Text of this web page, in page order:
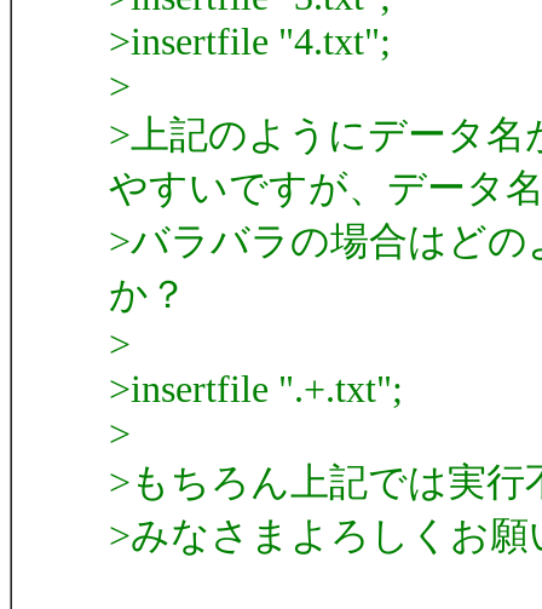
>insertfile "4.txt";
>
>上記のようにデータ
やすいですが、データ
>バラバラの場合はど
か？
>
>insertfile ".+.txt";
>
>もちろん上記では実行
>みなさまよろしくお願